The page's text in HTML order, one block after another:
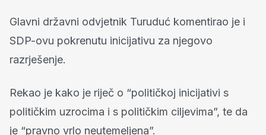
Glavni državni odvjetnik Turuduć komentirao je i
SDP-ovu pokrenutu inicijativu za njegovo
razrješenje.
Rekao je kako je riječ o “političkoj inicijativi s
političkim uzrocima i s političkim ciljevima”, te da
je “pravno vrlo neutemeljena”.